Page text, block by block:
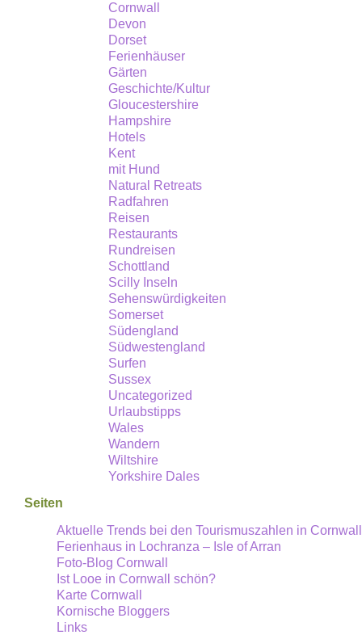
Cornwall
Devon
Dorset
Ferienhäuser
Gärten
Geschichte/Kultur
Gloucestershire
Hampshire
Hotels
Kent
mit Hund
Natural Retreats
Radfahren
Reisen
Restaurants
Rundreisen
Schottland
Scilly Inseln
Sehenswürdigkeiten
Somerset
Südengland
Südwestengland
Surfen
Sussex
Uncategorized
Urlaubstipps
Wales
Wandern
Wiltshire
Yorkshire Dales
Seiten
Aktuelle Trends bei den Tourismuszahlen in Cornwall
Ferienhaus in Lochranza – Isle of Arran
Foto-Blog Cornwall
Ist Looe in Cornwall schön?
Karte Cornwall
Kornische Bloggers
Links